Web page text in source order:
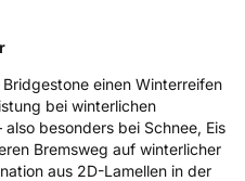
einen Winterreifen
bei winterlichen
besonders bei Schnee, Eis
Bremsweg auf winterlicher
aus 2D-Lamellen in der